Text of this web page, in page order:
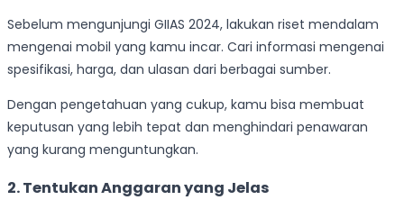
Sebelum mengunjungi GIIAS 2024, lakukan riset mendalam
mengenai mobil yang kamu incar. Cari informasi mengenai
spesifikasi, harga, dan ulasan dari berbagai sumber.
Dengan pengetahuan yang cukup, kamu bisa membuat
keputusan yang lebih tepat dan menghindari penawaran
yang kurang menguntungkan.
2. Tentukan Anggaran yang Jelas